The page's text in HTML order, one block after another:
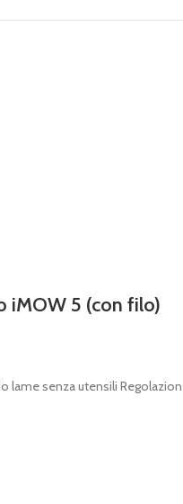
iMOW 5 (con filo)
lame senza utensili